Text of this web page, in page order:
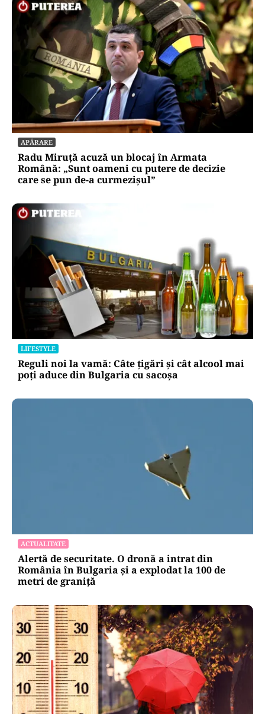
APĂRARE
Radu Miruță acuză un blocaj în Armata
Română: „Sunt oameni cu putere de decizie
care se pun de-a curmezișul”
LIFESTYLE
Reguli noi la vamă: Câte țigări și cât alcool mai
poți aduce din Bulgaria cu sacoșa
ACTUALITATE
Alertă de securitate. O dronă a intrat din
România în Bulgaria şi a explodat la 100 de
metri de graniţă